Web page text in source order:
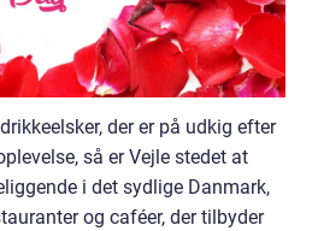
der er på udkig efter
så er Vejle stedet at
i det sydlige Danmark,
og caféer, der tilbyder